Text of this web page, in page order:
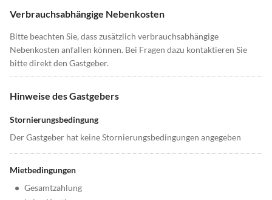
Verbrauchsabhängige Nebenkosten
Bitte beachten Sie, dass zusätzlich verbrauchsabhängige
Nebenkosten anfallen können. Bei Fragen dazu kontaktieren Sie
bitte direkt den Gastgeber.
Hinweise des Gastgebers
Stornierungsbedingung
Der Gastgeber hat keine Stornierungsbedingungen angegeben
Mietbedingungen
• Gesamtzahlung